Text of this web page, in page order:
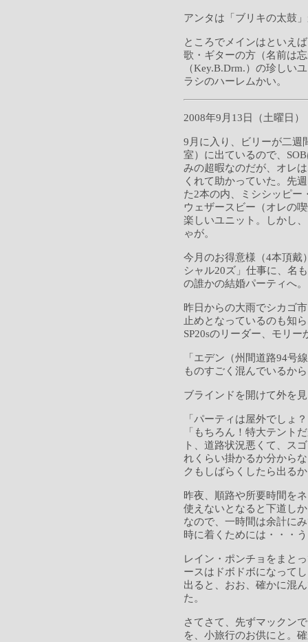
アンタは「ブリキの太鼓
ところでメインはといえ
歌・ギターの方（名前は
（Key.B.Drm.）の珍しい
ラシのハーレムかい。
2008年9月13日（土曜日）
9月に入り、ビリーが二週
室）に出ているので、
みの超暇なのだが、オレ
くれて助かっていた。先
た2本の内、ミシシッピー
ウェザースビー（オレの
楽しいユニット。しかし
ゃが。
今月のお得意様（4本頂戴
シャル20ズ」仕事に、名
の誰かの結婚パーティへ。
昨日からの大雨でシカゴ
止めとなっているのも知
SP20sのリーダー、モリ
「エデン（州間道路94号
ものすごく混んでいるか
ブラインドを開けて外を
「パーティは屋外でしょ
「もちろん！特大テント
ト、道路状況悪くて、ス
れくらい掛かるか分から
クもしばらくしたら出る
昨夜、順路や所要時間を
使えないとなると下道し
なので、一時間は余計に
時に着くためには・・・
レイン・ポンチョをまと
ースはドボドボになって
出ると、おお、確かに混
た。
さてさて、先ずマックン
を、小旅行のお供にと。